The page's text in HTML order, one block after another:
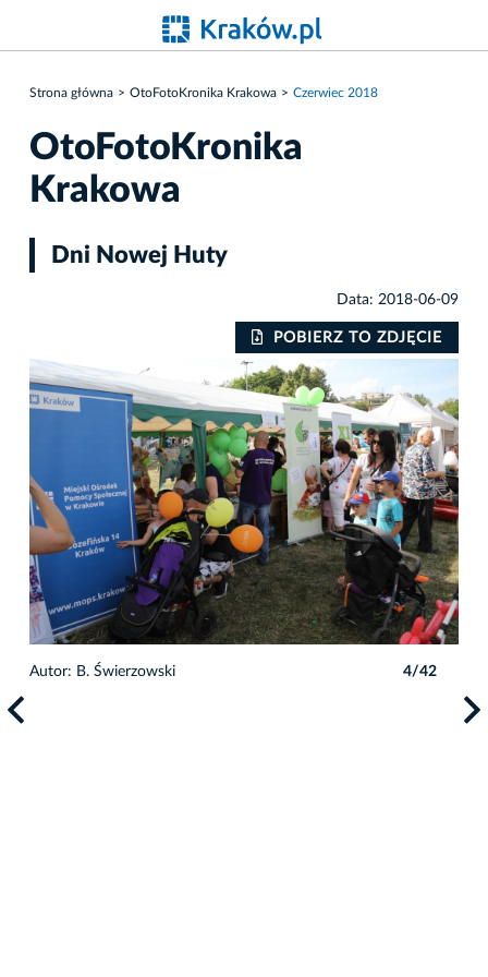
Strona główna OtoFotoKronika Krakowa Czerwiec 2018
OtoFotoKronika
Krakowa
Dni Nowej Huty
Data: 2018-06-09
POBIERZ TO ZDJĘCIE
Autor: B. Świerzowski 4/42